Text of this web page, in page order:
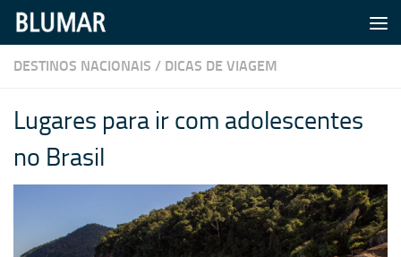
Skip to content
DESTINOS NACIONAIS / DICAS DE VIAGEM
Lugares para ir com adolescentes
no Brasil